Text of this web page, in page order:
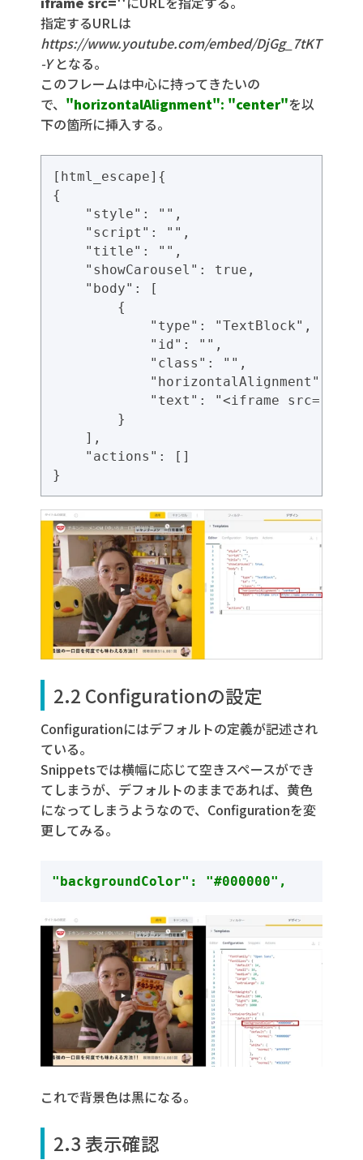
指定するURLは
https://www.youtube.com/embed/DjGg_7tKT
-Yとなる。
このフレームは中心に持ってきたいの
で、 "horizontalAlignment": "center"を以
下の箇所に挿入する。
[html_escape]{
{
    "style": "",
    "script": "",
    "title": "",
    "showCarousel": true,
    "body": [
        {
            "type": "TextBlock",
            "id": "",
            "class": "",
"horizontalAlignment":
"text": "<iframe
        }
    ],
    "actions": []
2.2 Configurationの設定
Configurationにはデフォルトの定義が記述され
ている。
Snippetsでは横幅に応じて空きスペースができ
てしまうが、デフォルトのままであれば、黄色
になってしまうようなので、Configurationを変
更してみる。
"backgroundColor": "#000000",
これで背景色は黒になる。
2.3 表示確認